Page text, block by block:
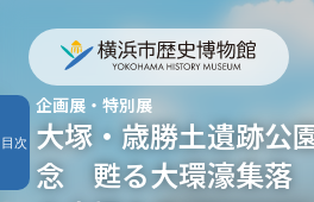
大塚・歳勝土遺跡公
念 甦る大環濠集落
企画展・特別展
目次